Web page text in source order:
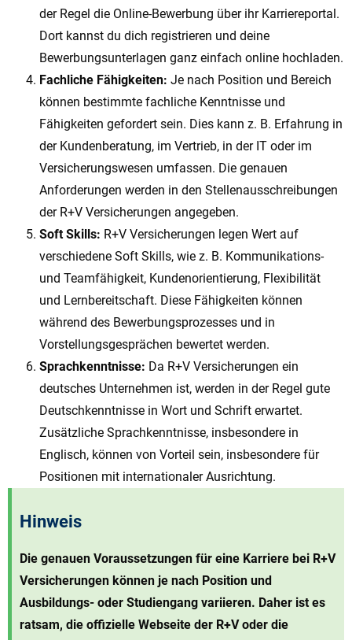
der Regel die Online-Bewerbung über ihr Karriereportal.
Dort kannst du dich registrieren und deine
Bewerbungsunterlagen ganz einfach online hochladen.
Fachliche Fähigkeiten: Je nach Position und Bereich
können bestimmte fachliche Kenntnisse und
Fähigkeiten gefordert sein. Dies kann z. B. Erfahrung in
der Kundenberatung, im Vertrieb, in der IT oder im
Versicherungswesen umfassen. Die genauen
Anforderungen werden in den Stellenausschreibungen
der R+V Versicherungen angegeben.
Soft Skills: R+V Versicherungen legen Wert auf
verschiedene Soft Skills, wie z. B. Kommunikations-
und Teamfähigkeit, Kundenorientierung, Flexibilität
und Lernbereitschaft. Diese Fähigkeiten können
während des Bewerbungsprozesses und in
Vorstellungsgesprächen bewertet werden.
Sprachkenntnisse: Da R+V Versicherungen ein
deutsches Unternehmen ist, werden in der Regel gute
Deutschkenntnisse in Wort und Schrift erwartet.
Zusätzliche Sprachkenntnisse, insbesondere in
Englisch, können von Vorteil sein, insbesondere für
Positionen mit internationaler Ausrichtung.
Hinweis
Die genauen Voraussetzungen für eine Karriere bei R+V
Versicherungen können je nach Position und
Ausbildungs- oder Studiengang variieren. Daher ist es
ratsam, die offizielle Webseite der R+V oder die